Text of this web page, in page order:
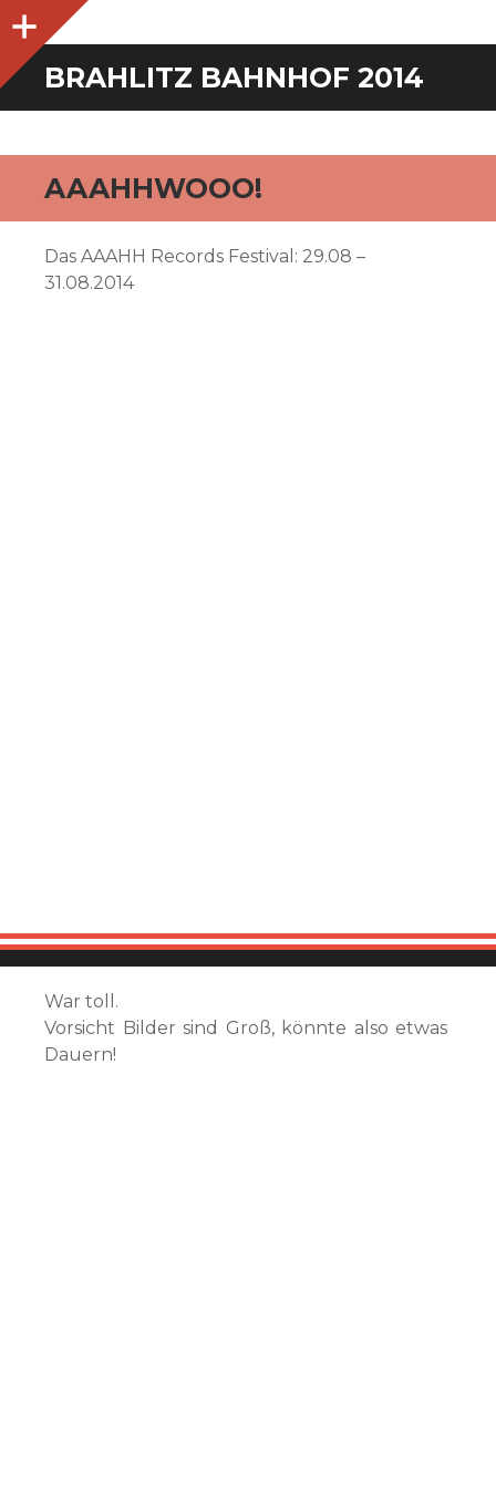
O
p
e
n
i
d
e
b
a
BRAHLITZ BAHNHOF 2014
AAAHHWOOO!
Das AAAHH Records Festival: 29.08 –
31.08.2014
War toll.
Vorsicht Bilder sind Groß, könnte also etwas
Dauern!